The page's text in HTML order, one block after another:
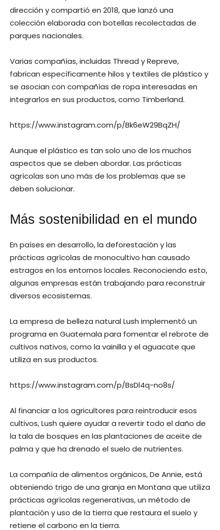
dirección y compartió en 2018, que lanzó una
colección elaborada con botellas recolectadas de
parques nacionales.
Varias compañías, incluidas Thread y Repreve,
fabrican específicamente hilos y textiles de plástico y
se asocian con compañías de ropa interesadas en
integrarlos en sus productos, como Timberland.
https://www.instagram.com/p/Bk6eW29BqZH/
Aunque el plástico es tan solo uno de los muchos
aspectos que se deben abordar. Las prácticas
agrícolas son uno más de los problemas que se
deben solucionar.
Más sostenibilidad en el mundo
En países en desarrollo, la deforestación y las
prácticas agrícolas de monocultivo han causado
estragos en los entornos locales. Reconociendo esto,
algunas empresas están trabajando para reconstruir
diversos ecosistemas.
La empresa de belleza natural Lush implementó un
programa en Guatemala para fomentar el rebrote de
cultivos nativos, como la vainilla y el aguacate que
utiliza en sus productos.
https://www.instagram.com/p/BsDl4q-no8s/
Al financiar a los agricultores para reintroducir esos
cultivos, Lush quiere ayudar a revertir todo el daño de
la tala de bosques en las plantaciones de aceite de
palma y que ha drenado el suelo de nutrientes.
La compañía de alimentos orgánicos, De Annie, está
obteniendo trigo de una granja en Montana que utiliza
prácticas agrícolas regenerativas, un método de
plantación y uso de la tierra que restaura el suelo y
retiene el carbono en la tierra.